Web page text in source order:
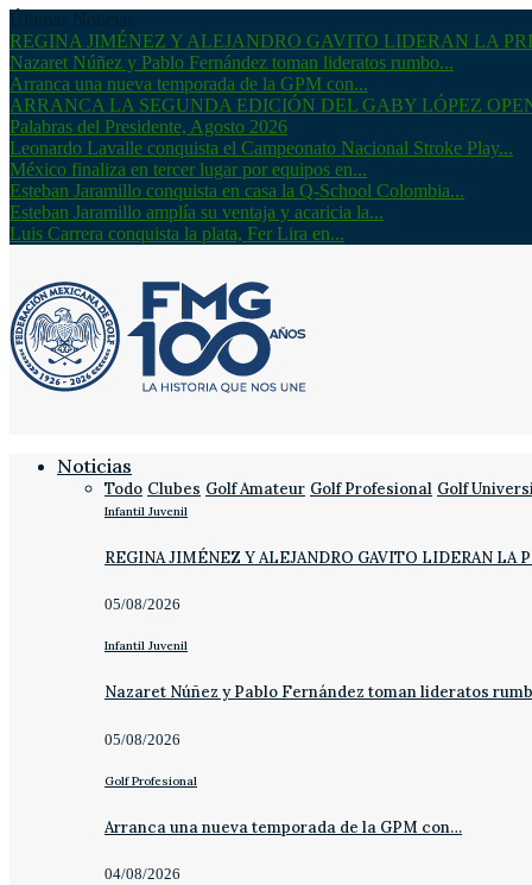
REGINA JIMÉNEZ Y ALEJANDRO GAVITO LIDERAN LA
Nazaret Núñez y Pablo Fernández toman lideratos rumbo...
Arranca una nueva temporada de la GPM con...
ARRANCA LA SEGUNDA EDICIÓN DEL GABY LÓPEZ
Palabras del Presidente, Agosto 2026
Leonardo Lavalle conquista el Campeonato Nacional Stroke Play...
México finaliza en tercer lugar por equipos en...
Esteban Jaramillo conquista en casa la Q-School Colombia...
Esteban Jaramillo amplía su ventaja y acaricia la...
Luis Carrera conquista la plata, Fer Lira en...
Noticias
Todo Clubes Golf Amateur Golf Profesional Golf
Infantil Juvenil
REGINA JIMÉNEZ Y ALEJANDRO GAVITO LIDERAN LA
05/08/2026
Infantil Juvenil
Nazaret Núñez y Pablo Fernández toman lideratos
05/08/2026
Golf Profesional
Arranca una nueva temporada de la GPM con…
04/08/2026